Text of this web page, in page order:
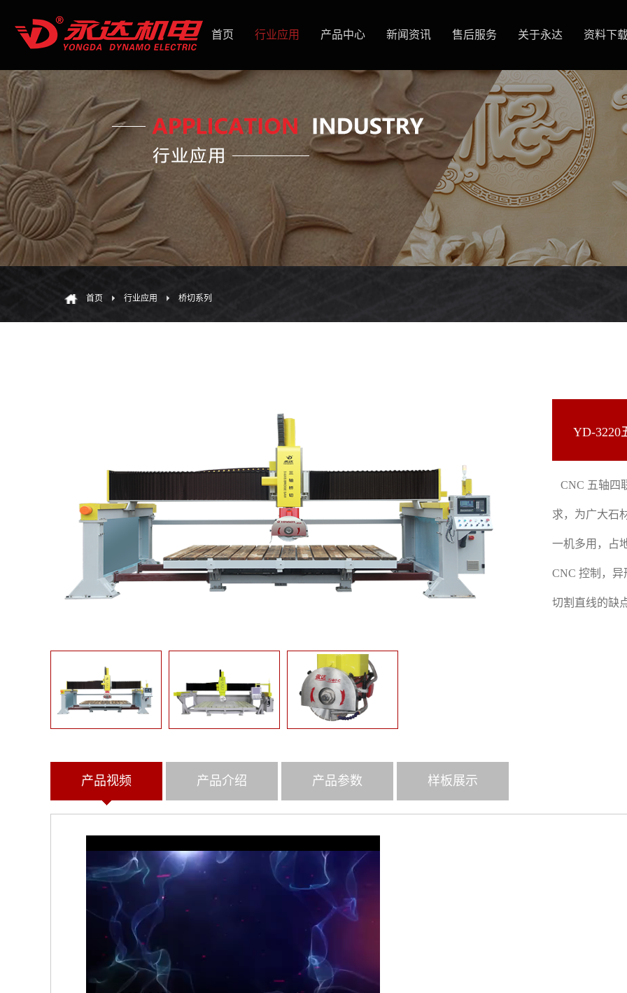
首页 行业应用 产品中心 新闻资讯 售后服务 关于永达 资料下
首页 行业应用 桥切系列
YD-3220
CNC 五轴四
求，为广大石
一机多用，占
CNC 控制，
切割直线的缺
产品视频 产品介绍 产品参数 样板展示